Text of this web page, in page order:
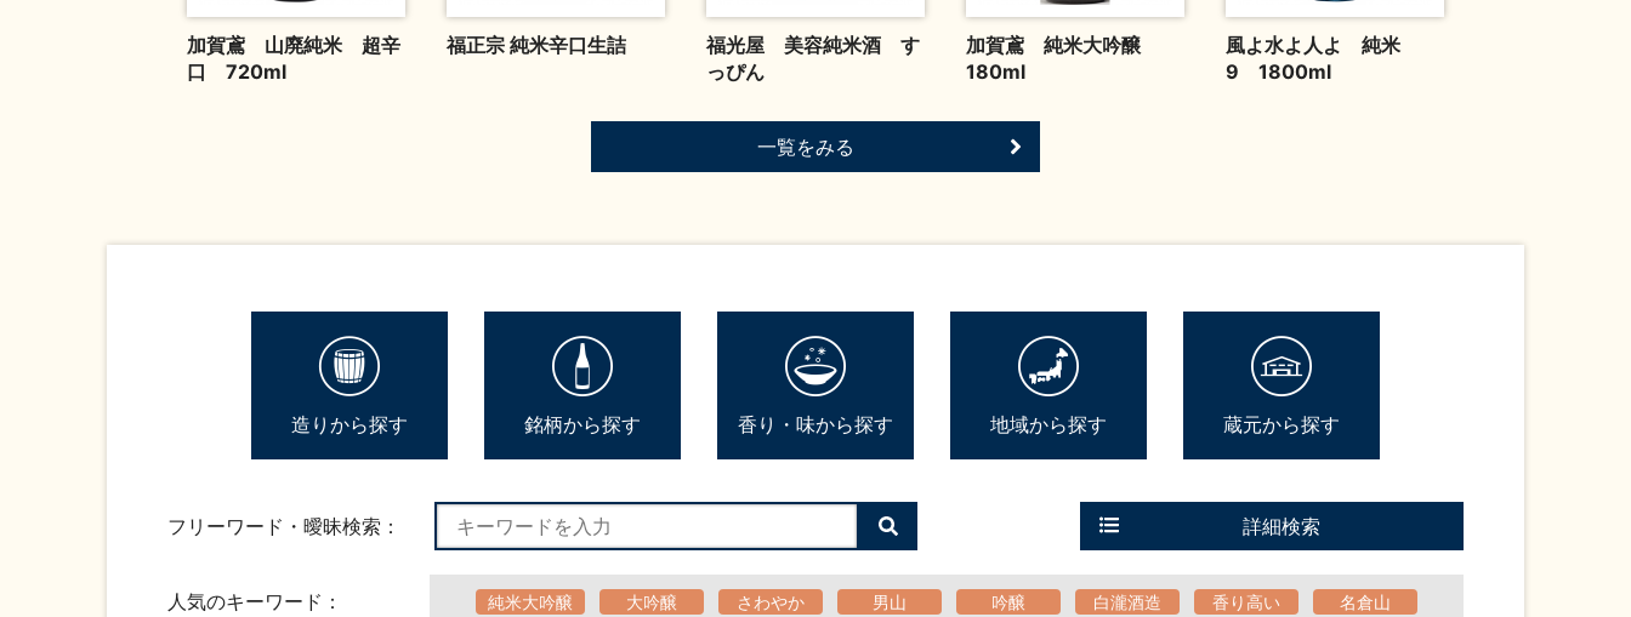
加賀鳶 山廃純米 超辛
口 720ml
福正宗 純米辛口生詰
福光屋 美容純米酒 す
っぴん
加賀鳶 純米大吟醸
180ml
風よ水よ人よ 純米
9 1800ml
一覧をみる
造りから探す 銘柄から探す 香り・味から探す 地域から探す 蔵元から探す
フリーワード・曖昧検索：
検
索
る
詳細検索
人気のキーワード： 純米大吟醸 大吟醸 さわやか 男山 吟醸 白瀧酒造 香り高い 名倉山